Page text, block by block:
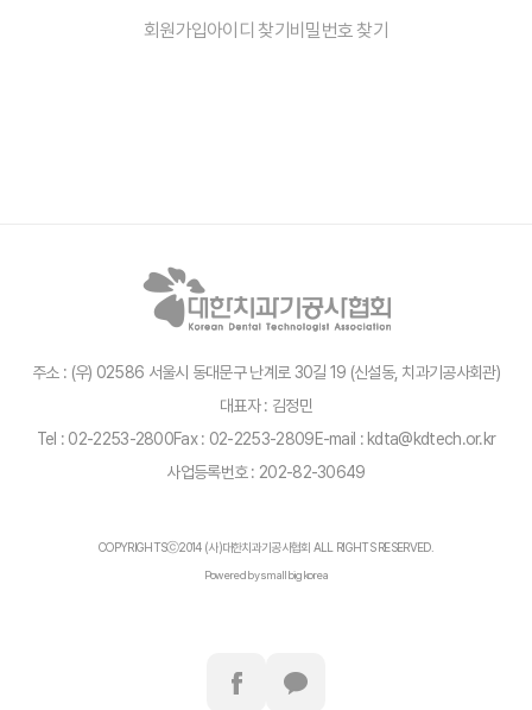
회원가입아이디 찾기비밀번호 찾기
주소 : (우) 02586 서울시 동대문구 난계로 30길 19 (신설동, 치과기공사회관)
대표자 : 김정민
Tel : 02-2253-2800Fax : 02-2253-2809E-mail : kdta@kdtech.or.kr
사업등록번호 : 202-82-30649
COPYRIGHTSⓒ2014 (사)대한치과기공사협회 ALL RIGHTS RESERVED.
Powered by smallbigkorea